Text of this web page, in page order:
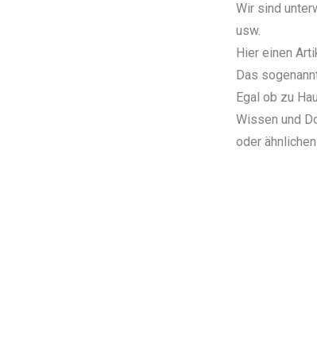
Wir sind
usw.
Hier einen
Das
Egal ob zu
Wissen und
oder